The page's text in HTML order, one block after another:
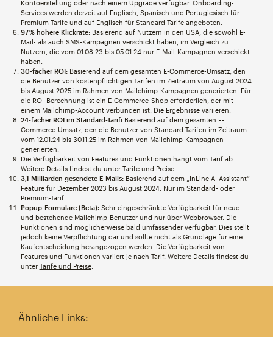
Kontoerstellung oder nach einem Upgrade verfügbar. Onboarding-
Services werden derzeit auf Englisch, Spanisch und Portugiesisch für
Premium-Tarife und auf Englisch für Standard-Tarife angeboten.
97 % höhere Klickrate:Basierend auf Nutzern in den USA, die sowohl E-
Mail- als auch SMS-Kampagnen verschickt haben, im Vergleich zu
Nutzern, die vom 01.08.23 bis 05.01.24 nur E-Mail-Kampagnen verschickt
haben.
30-facher ROI:Basierend auf dem gesamten E-Commerce-Umsatz, den
die Benutzer von kostenpflichtigen Tarifen im Zeitraum von August 2024
bis August 2025 im Rahmen von Mailchimp-Kampagnen generierten. Für
die ROI-Berechnung ist ein E-Commerce-Shop erforderlich, der mit
einem Mailchimp-Account verbunden ist. Die Ergebnisse variieren.
24-facher ROI im Standard-Tarif:Basierend auf dem gesamten E-
Commerce-Umsatz, den die Benutzer von Standard-Tarifen im Zeitraum
vom 12.01.24 bis 30.11.25 im Rahmen von Mailchimp-Kampagnen
generierten.
Die Verfügbarkeit von Features und Funktionen hängt vom Tarif ab.
Weitere Details findest du unter Tarife und Preise.
3,1 Milliarden gesendete E-Mails:Basierend auf dem „InLine AI Assistant“-
Feature für Dezember 2023 bis August 2024. Nur im Standard- oder
Premium-Tarif.
Popup-Formulare (Beta):Sehr eingeschränkte Verfügbarkeit für neue
und bestehende Mailchimp-Benutzer und nur über Webbrowser. Die
Funktionen sind möglicherweise bald umfassender verfügbar. Dies stellt
jedoch keine Verpflichtung dar und sollte nicht als Grundlage für eine
Kaufentscheidung herangezogen werden. Die Verfügbarkeit von
Features und Funktionen variiert je nach Tarif. Weitere Details findest du
unter Tarife und Preise.
Ähnliche Links: